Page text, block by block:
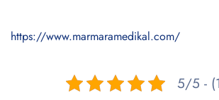
https://www.marmaramedikal.com/
5/5 -